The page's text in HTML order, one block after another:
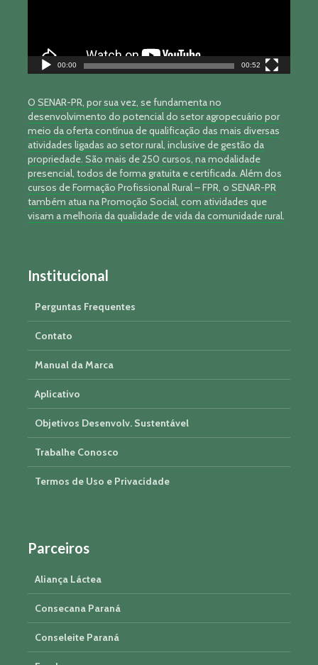
00:00 00:52
O SENAR-PR, por sua vez, se fundamenta no
desenvolvimento do potencial do setor agropecuário por
meio da oferta contínua de qualificação das mais diversas
atividades ligadas ao setor rural, inclusive de gestão da
propriedade. São mais de 250 cursos, na modalidade
presencial, todos de forma gratuita e certificada. Além dos
cursos de Formação Profissional Rural – FPR, o SENAR-PR
também atua na Promoção Social, com atividades que
visam a melhoria da qualidade de vida da comunidade rural.
Institucional
Perguntas Frequentes
Contato
Manual da Marca
Aplicativo
Objetivos Desenvolv. Sustentável
Trabalhe Conosco
Termos de Uso e Privacidade
Parceiros
Aliança Láctea
Consecana Paraná
Conseleite Paraná